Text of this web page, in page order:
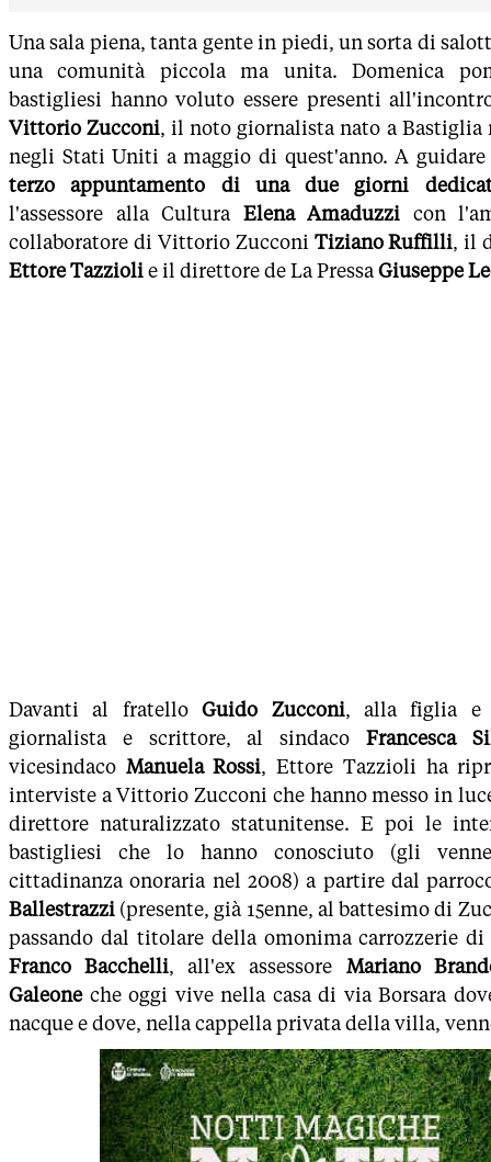
Una sala piena, tanta gente in piedi, un sorta di
una comunità piccola ma unita. Domenica
bastigliesi hanno voluto essere presenti
Vittorio Zucconi, il noto giornalista nato a Bastiglia
negli Stati Uniti a maggio di quest'anno. A
terzo appuntamento di una due giorni
l'assessore alla Cultura Elena Amaduzzi con
collaboratore di Vittorio Zucconi Tiziano Ruffilli, il
Ettore Tazziolie il direttore de La PressaGiuseppe
Davanti al fratelloGuido Zucconi, alla figlia e
giornalista e scrittore, al sindaco Francesca
vicesindaco Manuela Rossi, Ettore Tazzioli ha
interviste a Vittorio Zucconi che hanno messo in
direttore naturalizzato statunitense. E poi le
bastigliesi che lo hanno conosciuto (gli
cittadinanza onoraria nel 2008) a partire dal
Ballestrazzi (presente, già 15enne, al battesimo di
passando dal titolare della omonima carrozzerie
Franco Bacchelli, all'ex assessore Mariano
Galeoneche oggi vive nella casa di via Borsara
nacque e dove, nella cappella privata della villa,